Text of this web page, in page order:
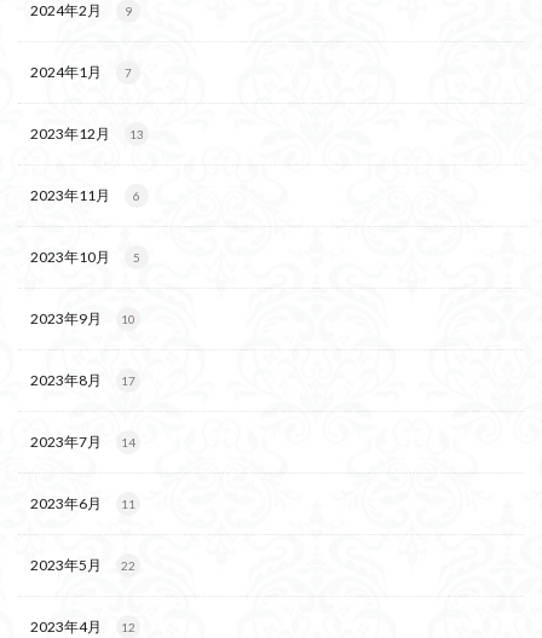
2024年2月 9
2024年1月 7
2023年12月 13
2023年11月 6
2023年10月 5
2023年9月 10
2023年8月 17
2023年7月 14
2023年6月 11
2023年5月 22
2023年4月 12